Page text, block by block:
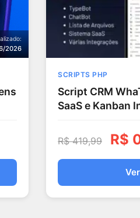
2026
SCRIPTS PHP
Script CRM
SaaS e Kanban
R$419,99 R$